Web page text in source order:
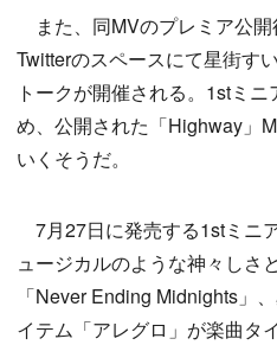
また、同MVのプレミア公開
Twitterのスペースにて星街す
トークが開催される。1stミ
め、公開された「Highway」
いくそうだ。
7月27日に発売する1stミニ
ュージカルのような神々しさ
「Never Ending Midnights」
イテム「アレグロ」が楽曲タ